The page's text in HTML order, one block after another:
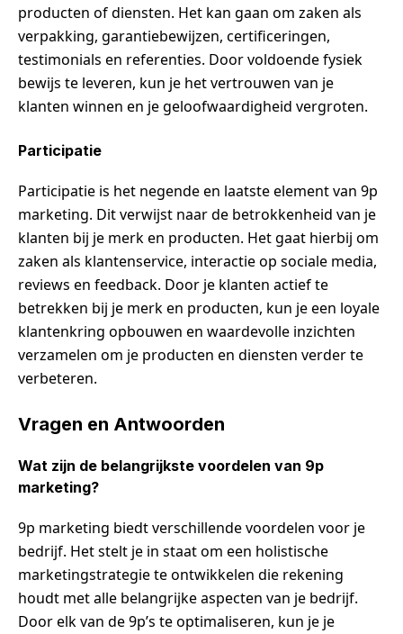
producten of diensten. Het kan gaan om zaken als
verpakking, garantiebewijzen, certificeringen,
testimonials en referenties. Door voldoende fysiek
bewijs te leveren, kun je het vertrouwen van je
klanten winnen en je geloofwaardigheid vergroten.
Participatie
Participatie is het negende en laatste element van 9p
marketing. Dit verwijst naar de betrokkenheid van je
klanten bij je merk en producten. Het gaat hierbij om
zaken als klantenservice, interactie op sociale media,
reviews en feedback. Door je klanten actief te
betrekken bij je merk en producten, kun je een loyale
klantenkring opbouwen en waardevolle inzichten
verzamelen om je producten en diensten verder te
verbeteren.
Vragen en Antwoorden
Wat zijn de belangrijkste voordelen van 9p
marketing?
9p marketing biedt verschillende voordelen voor je
bedrijf. Het stelt je in staat om een holistische
marketingstrategie te ontwikkelen die rekening
houdt met alle belangrijke aspecten van je bedrijf.
Door elk van de 9p’s te optimaliseren, kun je je